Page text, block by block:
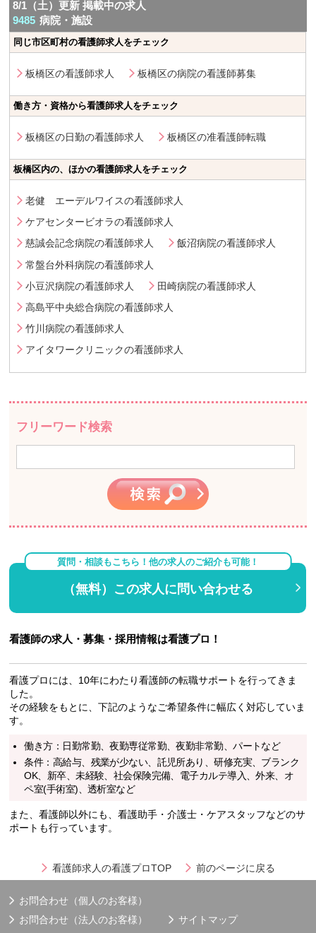
8/1（土）更新 掲載中の求人
9485 病院・施設
同じ市区町村の看護師求人をチェック
板橋区の看護師求人 板橋区の病院の看護師募集
働き方・資格から看護師求人をチェック
板橋区の日勤の看護師求人 板橋区の准看護師転職
板橋区内の、ほかの看護師求人をチェック
老健 エーデルワイスの看護師求人
ケアセンタービオラの看護師求人
慈誠会記念病院の看護師求人
飯沼病院の看護師求人
常盤台外科病院の看護師求人
小豆沢病院の看護師求人
田崎病院の看護師求人
高島平中央総合病院の看護師求人
竹川病院の看護師求人
アイタワークリニックの看護師求人
フリーワード検索
質問・相談もこちら！他の求人のご紹介も可能！
（無料）この求人に問い合わせる
看護師の求人・募集・採用情報は看護プロ！
看護プロには、10年にわたり看護師の転職サポートを行ってきま
した。
その経験をもとに、下記のようなご希望条件に幅広く対応していま
す。
働き方：日勤常勤、夜勤専従常勤、夜勤非常勤、パートなど
条件：高給与、残業が少ない、託児所あり、研修充実、ブランク
OK、新卒、未経験、社会保険完備、電子カルテ導入、外来、オ
ペ室(手術室)、透析室など
また、看護師以外にも、看護助手・介護士・ケアスタッフなどのサ
ポートも行っています。
看護師求人の看護プロTOP 前のページに戻る
お問合わせ（個人のお客様）
お問合わせ（法人のお客様）
サイトマップ